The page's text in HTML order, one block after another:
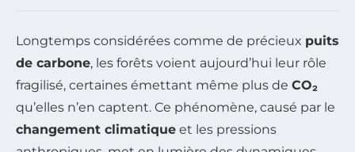
Longtemps considérées comme de précieux puits
de carbone, les forêts voient aujourd’hui leur rôle
fragilisé, certaines émettant même plus de CO₂
qu’elles n’en captent. Ce phénomène, causé par le
changement climatique et les pressions